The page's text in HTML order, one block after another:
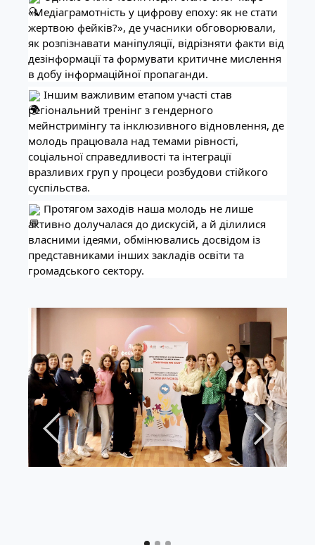
«Медіаграмотність у цифрову епоху: як не стати
жертвою фейків?», де учасники обговорювали,
як розпізнавати маніпуляції, відрізняти факти від
дезінформації та формувати критичне мислення
в добу інформаційної пропаганди.
Іншим важливим етапом участі став
регіональний тренінг з гендерного
мейнстримінгу та інклюзивного відновлення, де
молодь працювала над темами рівності,
соціальної справедливості та інтеграції
вразливих груп у процеси розбудови стійкого
суспільства.
Протягом заходів наша молодь не лише
активно долучалася до дискусій, а й ділилися
власними ідеями, обмінювались досвідом із
представниками інших закладів освіти та
громадського сектору.